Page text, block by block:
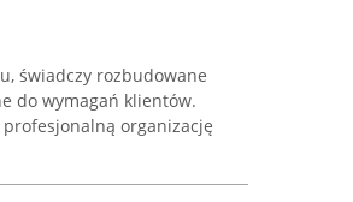
świadczy rozbudowane
do wymagań klientów.
organizację